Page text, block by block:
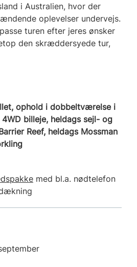
i Australien, hvor der
oplevelser undervejs.
turen efter jeres ønsker
den skræddersyede tur,
ophold i dobbeltværelse i
billeje, heldags sejl- og
Reef, heldags Mossman
med bl.a. nødtelefon